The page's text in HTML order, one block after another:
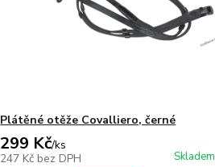
Plátěné otěže Covalliero, černé
299 Kč/ks
247 Kč bez DPH Skladem